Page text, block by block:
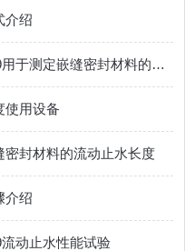
介绍
水工密封材料流动仪DL/T949用于测定嵌缝密封材料的流动止水长度
使用设备
封材料的流动止水长度
介绍
动止水性能试验